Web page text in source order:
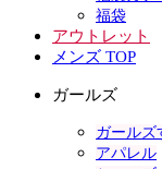
福袋
アウトレット
メンズ TOP
ガールズ
ガールズ
アパレル